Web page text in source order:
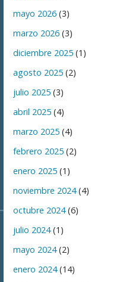
mayo 2026 (3)
marzo 2026 (3)
diciembre 2025 (1)
agosto 2025 (2)
julio 2025 (3)
abril 2025 (4)
marzo 2025 (4)
febrero 2025 (2)
enero 2025 (1)
noviembre 2024(4)
octubre 2024(6)
julio 2024(1)
mayo 2024(2)
enero 2024(14)